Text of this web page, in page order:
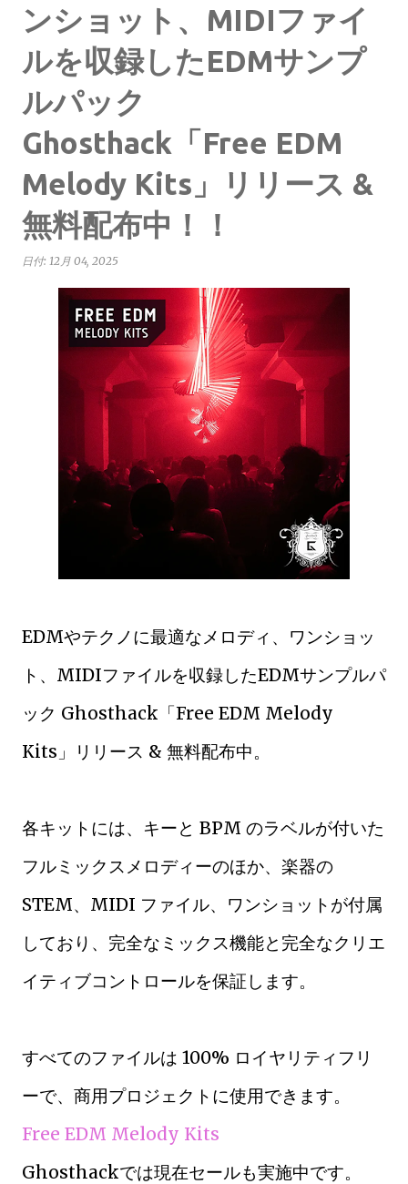
ンショット、MIDIファイ
ルを収録したEDMサンプ
ルパック
Ghosthack「Free EDM
Melody Kits」リリース &
無料配布中！！
日付: 12月 04, 2025
EDMやテクノに最適なメロディ、ワンショッ
ト、MIDIファイルを収録したEDMサンプルパ
ック Ghosthack「Free EDM Melody
Kits」リリース & 無料配布中。
各キットには、キーと BPM のラベルが付いた
フルミックスメロディーのほか、楽器の
STEM、MIDI ファイル、ワンショットが付属
しており、完全なミックス機能と完全なクリエ
イティブコントロールを保証します。
すべてのファイルは 100% ロイヤリティフリ
ーで、商用プロジェクトに使用できます。
Free EDM Melody Kits
Ghosthackでは現在セールも実施中です。